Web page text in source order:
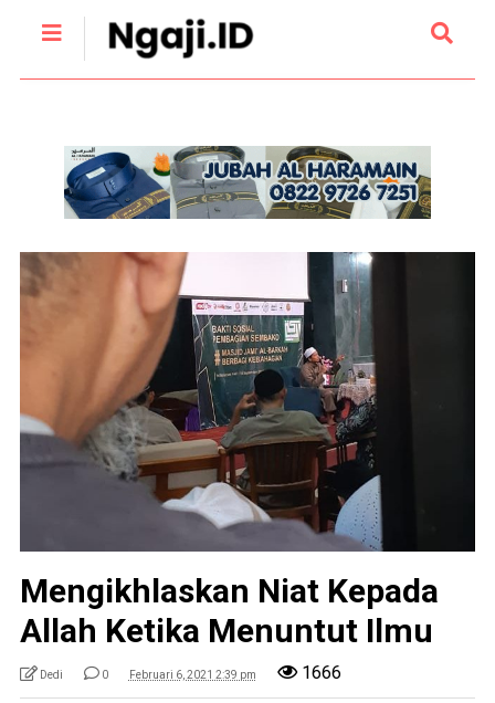
Mengikhlaskan Niat Kepada
Allah Ketika Menuntut Ilmu
Dedi 0 Februari 6, 2021 2:39 pm 1666